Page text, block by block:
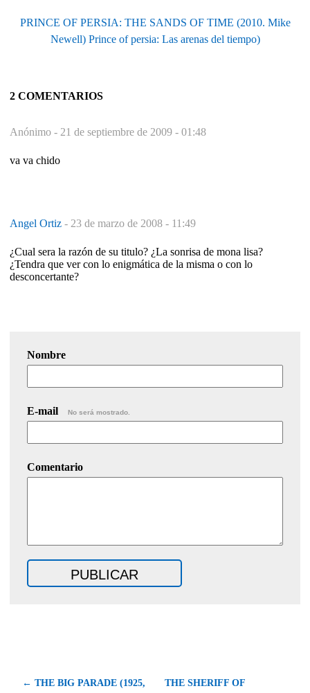
PRINCE OF PERSIA: THE SANDS OF TIME (2010. Mike
Newell) Prince of persia: Las arenas del tiempo)
2 COMENTARIOS
Anónimo - 21 de septiembre de 2009 - 01:48
va va chido
Angel Ortiz - 23 de marzo de 2008 - 11:49
¿Cual sera la razón de su titulo? ¿La sonrisa de mona lisa?
¿Tendra que ver con lo enigmática de la misma o con lo
desconcertante?
Nombre
E-mail No será mostrado.
Comentario
← THE BIG PARADE (1925, THE SHERIFF OF